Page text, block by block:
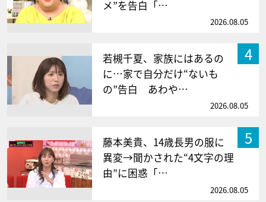
メ”を告白「…
2026.08.05
4
若槻千夏、家族にはあるの
に…家で自分だけ“ないも
の”告白 あわや…
2026.08.05
5
藤本美貴、14歳長男の服に
異変→聞かされた“4文字の理
由”に困惑「…
2026.08.05